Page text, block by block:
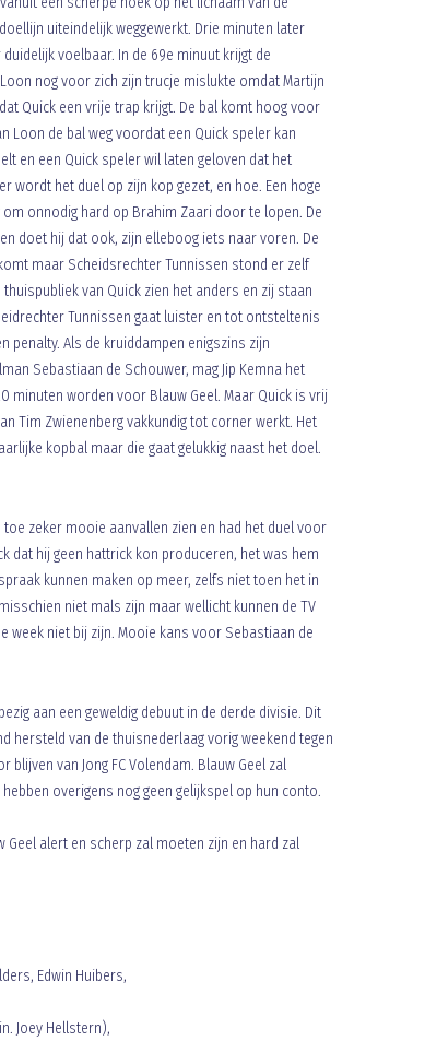
uiteindelijk weggewerkt. Drie minuten later
voelbaar. In de 69e minuut krijgt de
nog voor zich zijn trucje mislukte omdat Martijn
Quick een vrije trap krijgt. De bal komt hoog voor
Loon de bal weg voordat een Quick speler kan
en een Quick speler wil laten geloven dat het
wordt het duel op zijn kop gezet, en hoe. Een hoge
onnodig hard op Brahim Zaari door te lopen. De
doet hij dat ook, zijn elleboog iets naar voren. De
maar Scheidsrechter Tunnissen stond er zelf
van Quick zien het anders en zij staan
Tunnissen gaat luister en tot ontsteltenis
penalty. Als de kruiddampen enigszins zijn
Sebastiaan de Schouwer, mag Jip Kemna het
minuten worden voor Blauw Geel. Maar Quick is vrij
Tim Zwienenberg vakkundig tot corner werkt. Het
kopbal maar die gaat gelukkig naast het doel.
toe zeker mooie aanvallen zien en had het duel voor
dat hij geen hattrick kon produceren, het was hem
kunnen maken op meer, zelfs niet toen het in
niet mals zijn maar wellicht kunnen de TV
week niet bij zijn. Mooie kans voor Sebastiaan de
aan een geweldig debuut in de derde divisie. Dit
hersteld van de thuisnederlaag vorig weekend tegen
van Jong FC Volendam. Blauw Geel zal
overigens nog geen gelijkspel op hun conto.
alert en scherp zal moeten zijn en hard zal
Edwin Huibers,
Joey Hellstern),